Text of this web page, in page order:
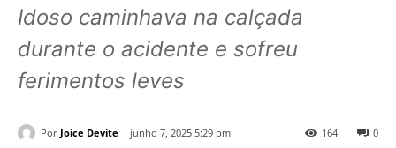
Idoso caminhava na calçada
durante o acidente e sofreu
ferimentos leves
Por Joice Devite junho 7, 2025 5:29 pm 0
164